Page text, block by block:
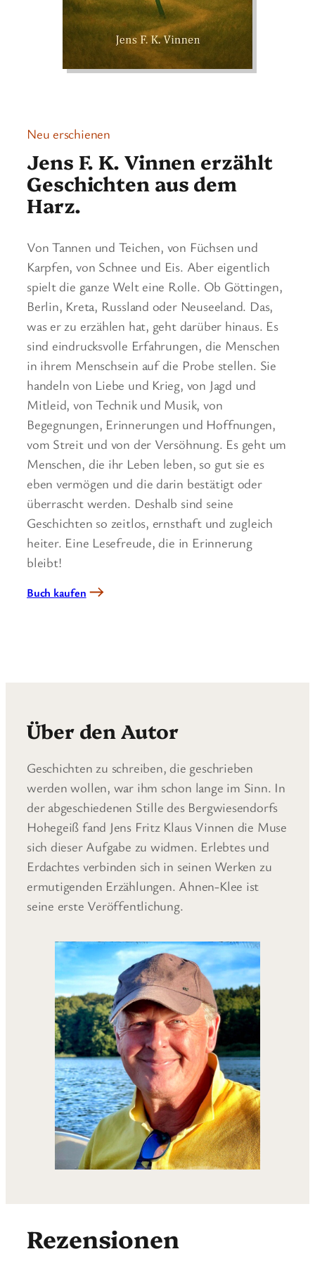
Neu erschienen
Jens F. K. Vinnen erzählt
Geschichten aus dem
Harz.
Von Tannen und Teichen, von Füchsen und
Karpfen, von Schnee und Eis. Aber eigentlich
spielt die ganze Welt eine Rolle. Ob Göttingen,
Berlin, Kreta, Russland oder Neuseeland. Das,
was er zu erzählen hat, geht darüber hinaus. Es
sind eindrucksvolle Erfahrungen, die Menschen
in ihrem Menschsein auf die Probe stellen. Sie
handeln von Liebe und Krieg, von Jagd und
Mitleid, von Technik und Musik, von
Begegnungen, Erinnerungen und Hoffnungen,
vom Streit und von der Versöhnung. Es geht um
Menschen, die ihr Leben leben, so gut sie es
eben vermögen und die darin bestätigt oder
überrascht werden. Deshalb sind seine
Geschichten so zeitlos, ernsthaft und zugleich
heiter. Eine Lesefreude, die in Erinnerung
bleibt!
Buch kaufen
Über den Autor
Geschichten zu schreiben, die geschrieben
werden wollen, war ihm schon lange im Sinn. In
der abgeschiedenen Stille des Bergwiesendorfs
Hohegeiß fand Jens Fritz Klaus Vinnen die Muse
sich dieser Aufgabe zu widmen. Erlebtes und
Erdachtes verbinden sich in seinen Werken zu
ermutigenden Erzählungen. Ahnen-Klee ist
seine erste Veröffentlichung.
Rezensionen